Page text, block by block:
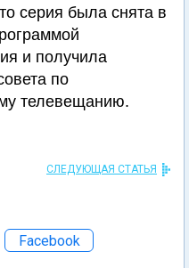
серия была снята в
и получила
по
телевещанию.
СЛЕДУЮЩАЯ СТАТЬЯ
Facebook